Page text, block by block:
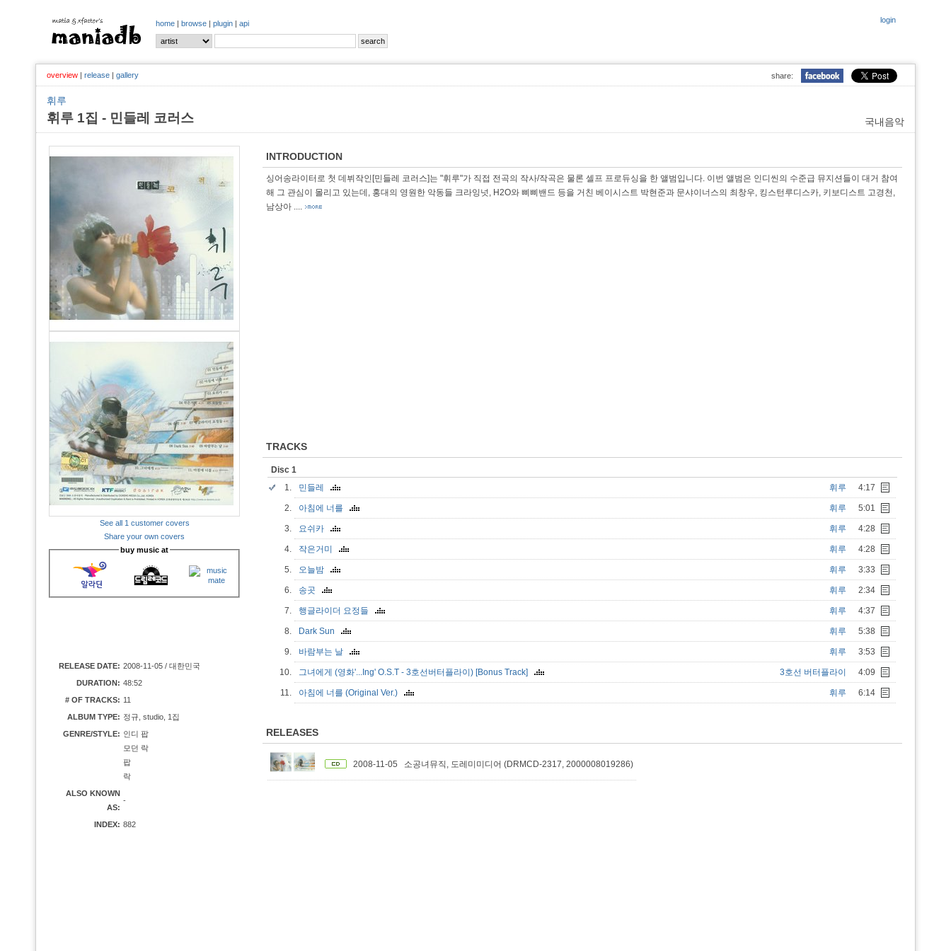
login
home | browse | plugin | api
share:
overview | release | gallery
휘루
국내음악
휘루 1집 - 민들레 코러스
See all 1 customer covers
Share your own covers
buy music at
RELEASE DATE: 2008-11-05 / 대한민국
DURATION: 48:52
# OF TRACKS: 11
ALBUM TYPE: 정규, studio, 1집
GENRE/STYLE: 인디 팝
모던 락
팝
락
ALSO KNOWN
AS:
-
INDEX: 882
INTRODUCTION
싱어송라이터로 첫 데뷔작인[민들레 코러스]는 "휘루"가 직접 전곡의 작사/작곡은 물론 셀프 프로듀싱을 한 앨범입니다. 이번 앨범은 인디씬의 수준급 뮤지션들이 대거 참여
해 그 관심이 몰리고 있는데, 홍대의 영원한 악동들 크라잉넛, H2O와 삐삐밴드 등을 거친 베이시스트 박현준과 문샤이너스의 최창우, 킹스턴루디스카, 키보디스트 고경천,
남상아 ....
TRACKS
Disc 1
1.
민들레 휘루 4:17
2. 아침에 너를 휘루 5:01
3. 요쉬카 휘루 4:28
4. 작은거미 휘루 4:28
5. 오늘밤 휘루 3:33
6. 송곳 휘루 2:34
7. 행글라이더 요정들 휘루 4:37
8. Dark Sun 휘루 5:38
9. 바람부는 날 휘루 3:53
10. 그녀에게 (영화'...Ing' O.S.T - 3호선버터플라이) [Bonus Track] 3호선 버터플라이 4:09
11. 아침에 너를 (Original Ver.) 휘루 6:14
RELEASES
2008-11-05 소공녀뮤직, 도레미미디어 (DRMCD-2317, 2000008019286)